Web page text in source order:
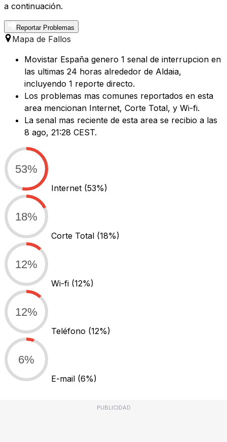
a continuación.
Reportar Problemas
Mapa de Fallos
Movistar España genero 1 senal de interrupcion en
las ultimas 24 horas alrededor de Aldaia,
incluyendo 1 reporte directo.
Los problemas mas comunes reportados en esta
area mencionan Internet, Corte Total, y Wi-fi.
La senal mas reciente de esta area se recibio a las
8 ago, 21:28 CEST.
53%
Internet (53%)
18%
Corte Total (18%)
12%
Wi-fi (12%)
12%
Teléfono (12%)
6%
E-mail (6%)
PUBLICIDAD